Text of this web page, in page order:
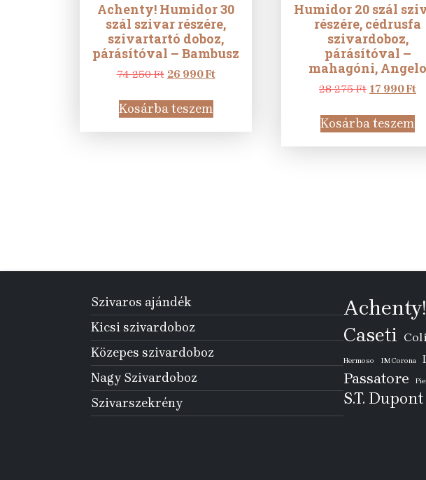
Achenty! Humidor 30
szál szivar részére,
szivartartó doboz,
párásítóval – Bambusz
74 250Ft Original
was:
74
250 Ft.
26 990FtCurrent
990 Ft.
Kosárba teszem
Humidor 20 szál
részére, cédrusfa
szivardoboz,
párásítóval –
mahagóni, Angelo
28 275Ft Original
was:
28
275 Ft.
17 990Ft
Kosárba teszem
Szivaros ajándék
Kicsi szivardoboz
Közepes szivardoboz
Nagy Szivardoboz
Szivarszekrény
Achenty!
Caseti
Hermoso IM Corona
Passatore
S.T. Dupont